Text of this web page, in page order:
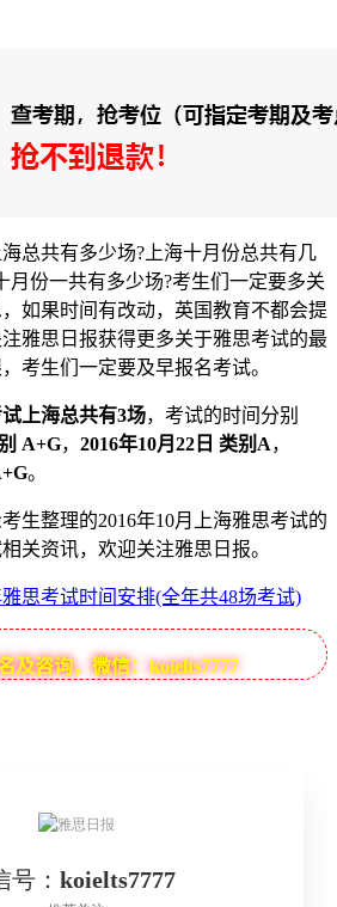
共有多少场?上海十月份总共有几
月份一共有多少场?考生们一定要多关
如果时间有改动，英国教育不都会提
雅思日报获得更多关于雅思考试的最
考生们一定要及早报名考试。
上海总共有3场，考试的时间分别
A+G， 2016年10月22日 类别A，
。
整理的2016年10月上海雅思考试的
关资讯，欢迎关注雅思日报。
雅思考试时间安排(全年共48场考试)
及咨询，微信：koielts7777